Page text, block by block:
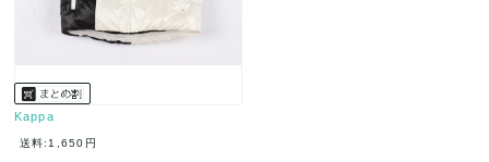
Kappa
送料:1,650円